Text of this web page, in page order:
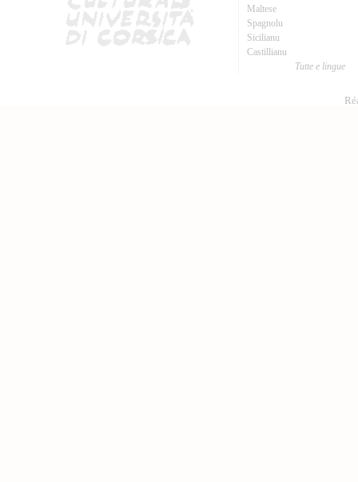
Maltese
Spagnolu
Sicilianu
Castillianu
Tutte e lingue